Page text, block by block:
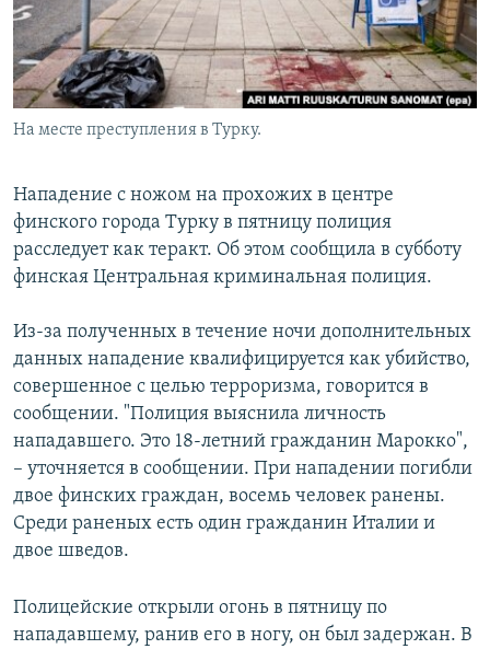
На месте преступления в Турку.
Нападение с ножом на прохожих в центре
финского города Турку в пятницу полиция
расследует как теракт. Об этом сообщила в субботу
финская Центральная криминальная полиция.
Из-за полученных в течение ночи дополнительных
данных нападение квалифицируется как убийство,
совершенное с целью терроризма, говорится в
сообщении. "Полиция выяснила личность
нападавшего. Это 18-летний гражданин Марокко",
– уточняется в сообщении. При нападении погибли
двое финских граждан, восемь человек ранены.
Среди раненых есть один гражданин Италии и
двое шведов.
Полицейские открыли огонь в пятницу по
нападавшему, ранив его в ногу, он был задержан. В